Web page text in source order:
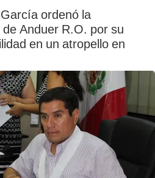
ordenó la
Anduer R.O. por su
en un atropello en